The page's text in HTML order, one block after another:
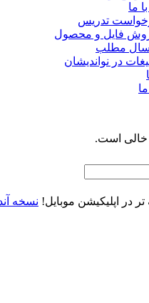
تدریس
و محصول
مطلب
در نواندیشان
است.
اپلیکیشن موبایل!نسخه آندروید